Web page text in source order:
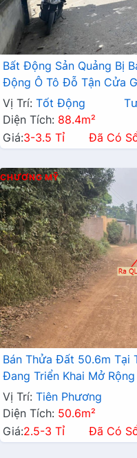
Bất Động Sản Quảng Bị
Động Ô Tô Đỗ Tận Cửa
Nguyễn Văn Trỗi
Vị Trí: Tốt Động
Diện Tích: 88.4m²
Giá:3-3.5 Tỉ Đã Có
CHƯƠNG MỸ
Bán Thửa Đất 50.6m Tại
Đang Triển Khai Mở
Vị Trí: Tiên Phương
Diện Tích: 50.6m²
Giá:2.5-3 Tỉ Đã Có